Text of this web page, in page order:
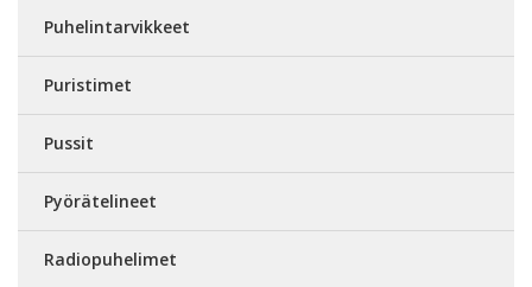
Puhelintarvikkeet
Puristimet
Pussit
Pyörätelineet
Radiopuhelimet